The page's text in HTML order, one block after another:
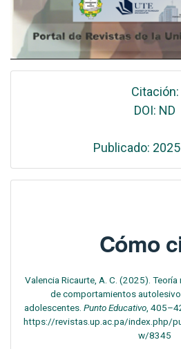
Citación:
DOI: ND
Publicado:
Cómo
Valencia Ricaurte, A. C. (2025).
de comportamientos
adolescentes. Punto Educativo,
https://revistas.up.ac.pa/index.php/
w/8345